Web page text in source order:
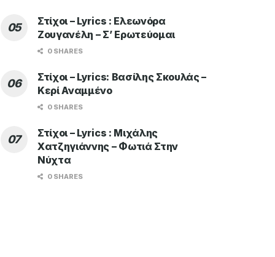
Στίχοι – Lyrics : Ελεωνόρα
Ζουγανέλη – Σ’ Ερωτεύομαι
0 SHARES
Στίχοι – Lyrics: Βασίλης Σκουλάς –
Κερί Αναμμένο
0 SHARES
Στίχοι – Lyrics : Μιχάλης
Χατζηγιάννης – Φωτιά Στην
Νύχτα
0 SHARES